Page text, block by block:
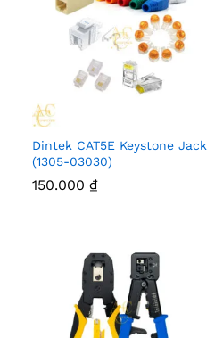
Dintek CAT5E Keystone Jack
(1305-03030)
150.000 ₫